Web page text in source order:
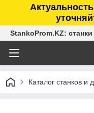
StankoProm.KZ:
Каталог станков и